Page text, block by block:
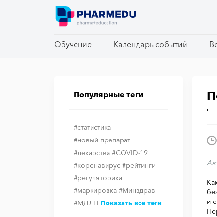
Обучение Календарь событий
Обучение Календарь событий
Популярные теги
#статистика
#новый препарат
#лекарства #COVID-19
#коронавирус #рейтинги
#регуляторика
#маркировка #Минздрав
#МДЛП Показать все теги
и